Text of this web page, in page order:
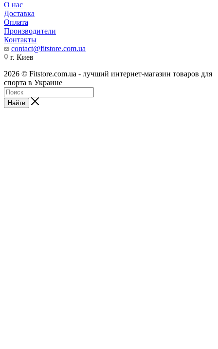
О нас
Доставка
Оплата
Производители
Контакты
contact@fitstore.com.ua
г. Киев
2026 © Fitstore.com.ua - лучший интернет-магазин товаров для
спорта в Украине
Найти